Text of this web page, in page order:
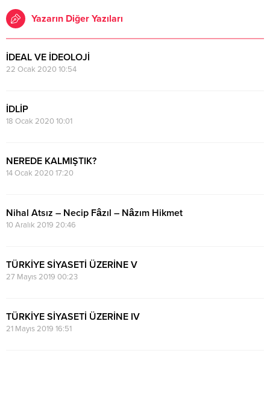
Yazarın Diğer Yazıları
İDEAL VE İDEOLOJİ
22 Ocak 2020 10:54
İDLİP
18 Ocak 2020 10:01
NEREDE KALMIŞTIK?
14 Ocak 2020 17:20
Nihal Atsız – Necip Fâzıl – Nâzım Hikmet
10 Aralık 2019 20:46
TÜRKİYE SİYASETİ ÜZERİNE V
27 Mayıs 2019 00:23
TÜRKİYE SİYASETİ ÜZERİNE IV
21 Mayıs 2019 16:51